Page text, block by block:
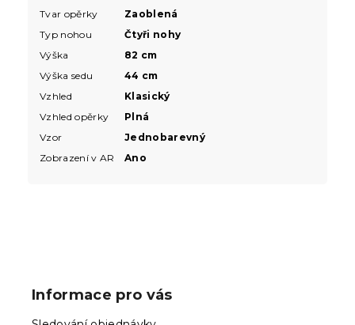
Tvar opěrky
Zaoblená
Typ nohou
Čtyři nohy
Výška
82 cm
Výška sedu
44 cm
Vzhled
Klasický
Vzhled opěrky
Plná
Vzor
Jednobarevný
Zobrazení v AR
Ano
Informace pro vás